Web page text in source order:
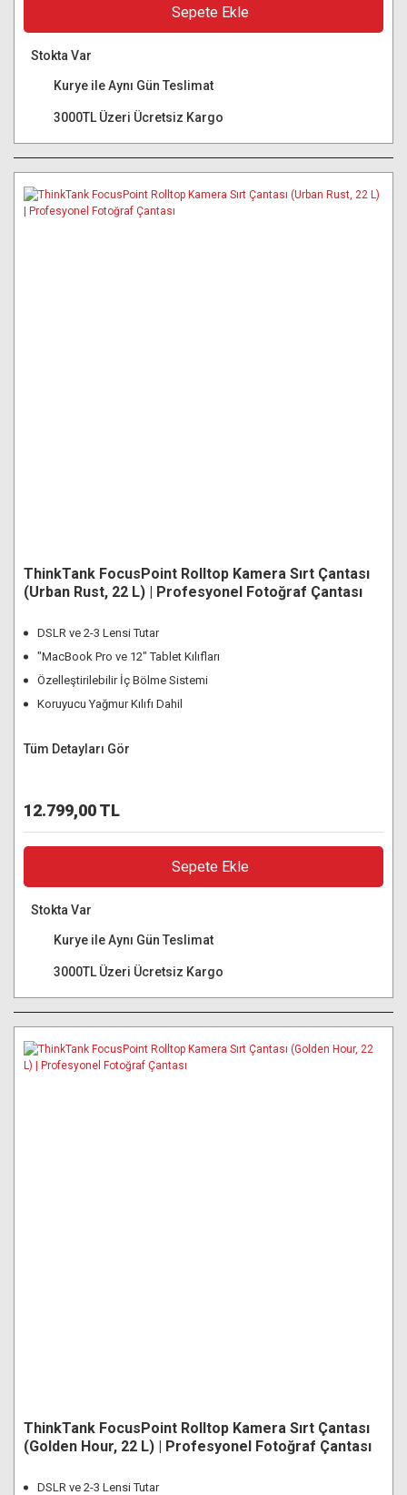
Sepete Ekle
Stokta Var
Kurye ile Aynı Gün Teslimat
3000TL Üzeri Ücretsiz Kargo
ThinkTank FocusPoint Rolltop Kamera Sırt Çantası
(Urban Rust, 22 L) | Profesyonel Fotoğraf Çantası
DSLR ve 2-3 Lensi Tutar
"MacBook Pro ve 12" Tablet Kılıfları
Özelleştirilebilir İç Bölme Sistemi
Koruyucu Yağmur Kılıfı Dahil
Tüm Detayları Gör
12.799,00 TL
Sepete Ekle
Stokta Var
Kurye ile Aynı Gün Teslimat
3000TL Üzeri Ücretsiz Kargo
ThinkTank FocusPoint Rolltop Kamera Sırt Çantası
(Golden Hour, 22 L) | Profesyonel Fotoğraf Çantası
DSLR ve 2-3 Lensi Tutar